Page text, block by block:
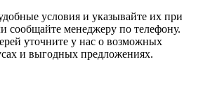
условия и указывайте их при
сообщайте менеджеру по телефону.
уточните у нас о возможных
и выгодных предложениях.